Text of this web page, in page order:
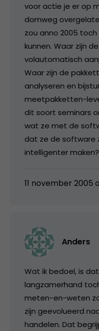
voor actie je er op
domweg
zou anno 2005
kunnen. Waar zijn
volautomatisch
Waar zijn de
analyseren en
meetpakketten-
dit soort seminars
wat ze met de
dat ze de software
intelligenter maken?
11 november 2005
Anders
Wat ik bedoel, is
langzamerhand
meten-en-weten
zijn geevolueerd
handelen. Dat